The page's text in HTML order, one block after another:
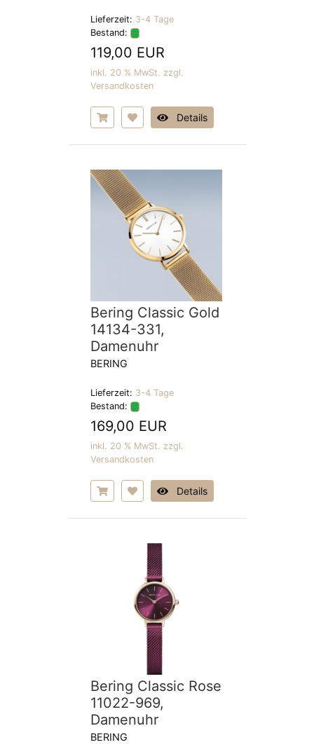
Lieferzeit: 3-4 Tage
Bestand:
119,00 EUR
inkl. 20 % MwSt. zzgl.
Versandkosten
Details
Bering Classic Gold
14134-331,
Damenuhr
BERING
Lieferzeit: 3-4 Tage
Bestand:
169,00 EUR
inkl. 20 % MwSt. zzgl.
Versandkosten
Details
Bering Classic Rose
11022-969,
Damenuhr
BERING